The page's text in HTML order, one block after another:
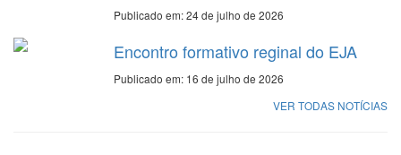
Publicado em: 24 de julho de 2026
Encontro formativo reginal do EJA
Publicado em: 16 de julho de 2026
VER TODAS NOTÍCIAS